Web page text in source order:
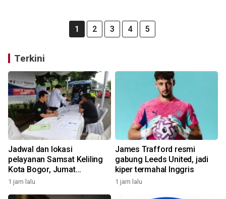
1 2 3 4 5
Terkini
Jadwal dan lokasi
pelayanan Samsat Keliling
Kota Bogor, Jumat
(7/8/2026)
1 jam lalu
James Trafford resmi
gabung Leeds United, jadi
kiper termahal Inggris
1 jam lalu